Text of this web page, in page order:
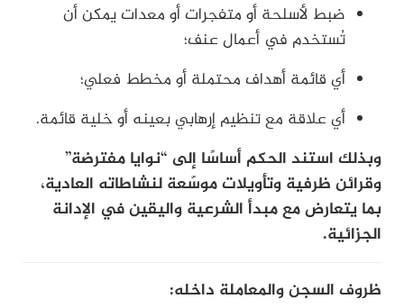
ضبط لأسلحة أو متفجرات أو معدات يمكن أن
تُستخدم في أعمال عنف؛
أي قائمة أهداف محتملة أو مخطط فعلي؛
أي علاقة مع تنظيم إرهابي بعينه أو خلية قائمة.
وبذلك استند الحكم أساسًا إلى “نوايا مفترضة”
وقرائن ظرفية وتأويلات موسّعة لنشاطاته العادية،
بما يتعارض مع مبدأ الشرعية واليقين في الإدانة
الجزائية.
ظروف السجن والمعاملة داخله: